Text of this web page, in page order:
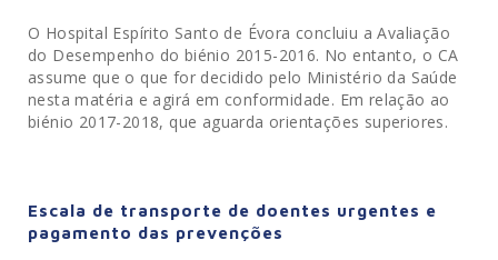
O Hospital Espírito Santo de Évora concluiu a Avaliação
do Desempenho do biénio 2015-2016. No entanto, o CA
assume que o que for decidido pelo Ministério da Saúde
nesta matéria e agirá em conformidade. Em relação ao
biénio 2017-2018, que aguarda orientações superiores.
Escala de transporte de doentes urgentes e
pagamento das prevenções